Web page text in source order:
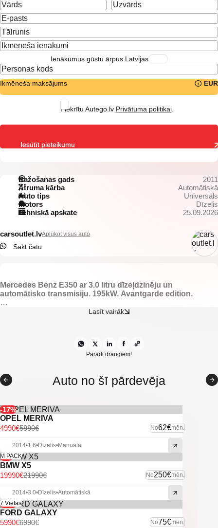
Ienākumus gūstu ārpus Latvijas
Ikmēneša maksājums EUR
Piekrītu Autego.lv Privātuma politikai.
Ražošanas gads
2011
Ātruma kārba
Automātiskā
Auto tips
Universāls
Motors
Dīzelis
Tehniskā apskate
25.09.2026
carsoutlet.lvAplūkot visus auto
Sākt čatu
Mercedes Benz E350 ar 3.0 litru dīzeļdzinēju un
automātisko transmisiju. 195kW. Avantgarde edition.
-Automātiskās dienas gaismas.
-El. bagāžnieka aizvēršana.
-Mercedes multimedia.
-Aklo zonu asistents.
-Jumta reliņi.
-Xenon.
-Miglas lukturi.
-Klimatkontrole.
-Multifunkcionāla stūre.
-Vieglmetāla diski ar labām riepām.
Lasīt vairāk
Parādi draugiem!
Auto no šī pārdevēja
-17%
OPEL MERIVA
No62€mēn.
5990€
4990€
2014•1.6•Dīzelis•Manuālā
-9%
M PACK
BMW X5
No250€mēn.
21990€
19990€
2014•3.0•Dīzelis•Automātiskā
-14%
7 Vietas
FORD GALAXY
No75€mēn.
6990€
5990€